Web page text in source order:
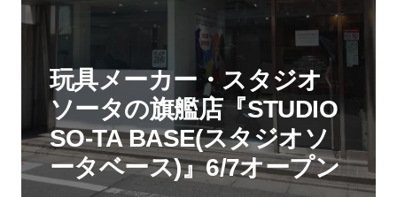
玩具メーカー・スタジオ
ソータの旗艦店『STUDIO
SO-TA BASE(スタジオソ
ータベース)』6/7オープン